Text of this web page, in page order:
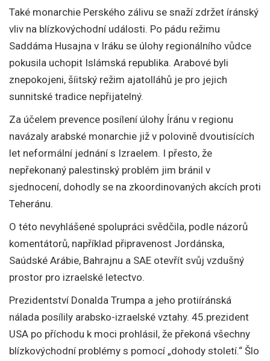
Také monarchie Perského zálivu se snaží zdržet íránský
vliv na blízkovýchodní události. Po pádu režimu
Saddáma Husajna v Iráku se úlohy regionálního vůdce
pokusila uchopit Islámská republika. Arabové byli
znepokojeni, šíitský režim ajatolláhů je pro jejich
sunnitské tradice nepřijatelný.
Za účelem prevence posílení úlohy Íránu v regionu
navázaly arabské monarchie již v polovině dvoutisících
let neformální jednání s Izraelem. I přesto, že
nepřekonaný palestinský problém jim bránil v
sjednocení, dohodly se na zkoordinovaných akcích proti
Teheránu.
O této nevyhlášené spolupráci svědčila, podle názorů
komentátorů, například připravenost Jordánska,
Saúdské Arábie, Bahrajnu a SAE otevřít svůj vzdušný
prostor pro izraelské letectvo.
Prezidentství Donalda Trumpa a jeho protiíránská
nálada posílily arabsko-izraelské vztahy. 45.prezident
USA po příchodu k moci prohlásil, že překoná všechny
blízkovýchodní problémy s pomocí „dohody století.“ Šlo